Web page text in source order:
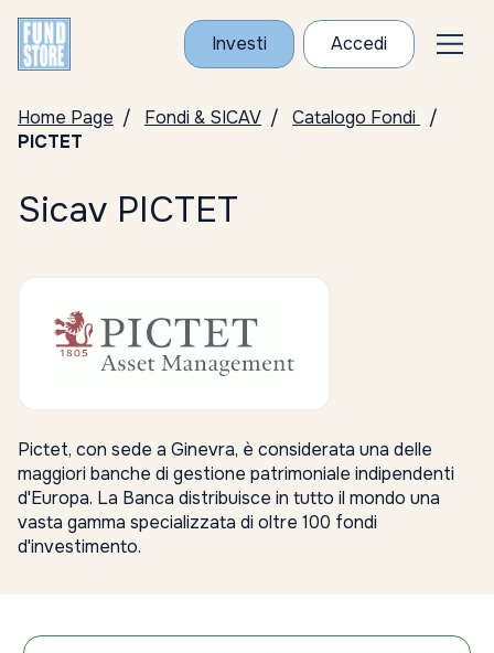
Investi Accedi
Home Page Fondi & SICAV
Catalogo Fondi
PICTET
Sicav PICTET
Pictet, con sede a Ginevra, è considerata una delle
maggiori banche di gestione patrimoniale indipendenti
d'Europa. La Banca distribuisce in tutto il mondo una
vasta gamma specializzata di oltre 100 fondi
d'investimento.